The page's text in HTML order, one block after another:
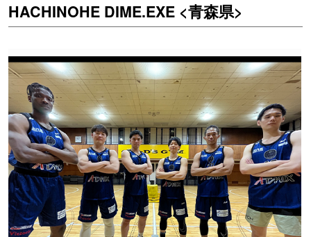
HACHINOHE DIME.EXE <青森県>